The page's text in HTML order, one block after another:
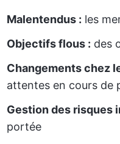
Malentendus : les
Objectifs flous : des
Changements chez
attentes en cours de
Gestion des risques
portée